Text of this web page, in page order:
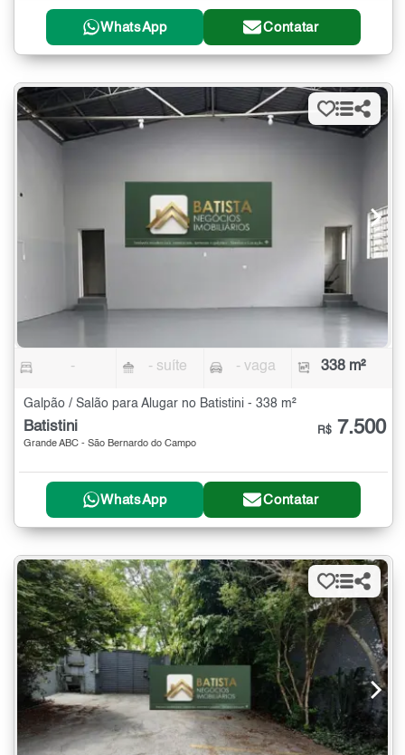
WhatsApp Contatar
- - suíte - vaga 338 m²
Galpão / Salão para Alugar no Batistini - 338 m²
Batistini
Grande ABC - São Bernardo do Campo
R$ 7.500
WhatsApp Contatar